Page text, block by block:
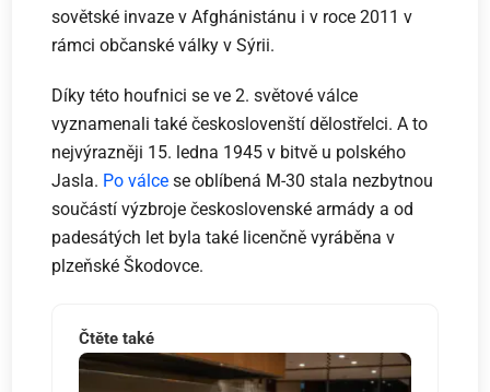
sovětské invaze v Afghánistánu i v roce 2011 v
rámci občanské války v Sýrii.
Díky této houfnici se ve 2. světové válce
vyznamenali také českoslovenští dělostřelci. A to
nejvýrazněji 15. ledna 1945 v bitvě u polského
Jasla. Po válce se oblíbená M-30 stala nezbytnou
součástí výzbroje československé armády a od
padesátých let byla také licenčně vyráběna v
plzeňské Škodovce.
Čtěte také